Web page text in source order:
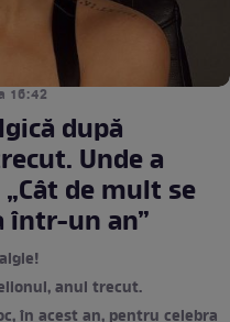
16:42
după
Unde a
de mult se
într-un an”
anul trecut.